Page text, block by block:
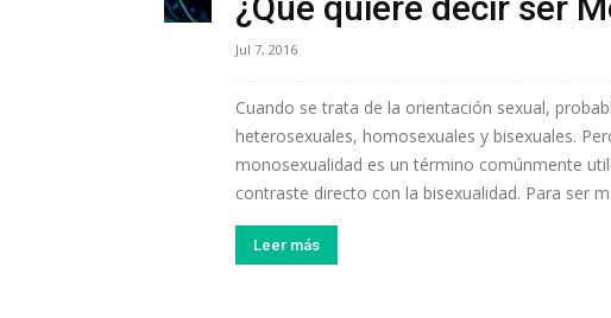
Jul 7, 2016
Cuando se trata de la orientación sexual,
heterosexuales, homosexuales y bisexuales.
monosexualidad es un término comúnmente
contraste directo con la bisexualidad. Para ser
Leer más